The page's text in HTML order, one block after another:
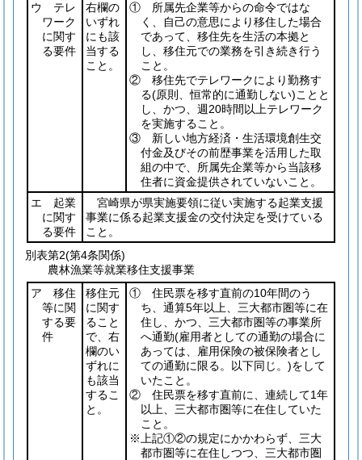
ウ テレ
ワーク
に関す
る要件
右欄の
いずれ
にも該
当する
こと。
① 所属先企業等からの命令ではな
く、自己の意思により移住した場合
であって、移住先を生活の本拠と
し、移住元での業務を引き続き行う
こと。
② 移住先でテレワークにより勤務す
る(原則、恒常的に通勤しない)ことと
し、かつ、週20時間以上テレワーク
を実施すること。
③ 新しい地方経済・生活環境創生交
付金及びその前歴事業を活用した取
組の中で、所属先企業等から当該移
住者に資金提供されていないこと。
エ 起業
に関す
る要件
宮崎県が県実施要領に従い実施する起業支援
事業に係る起業支援金の交付決定を受けている
こと。
別表第2(第4条関係)
農林漁業等就業移住支援事業
ア 移住
等に関
する要
件
移住元
に関す
ること
で、右
欄のい
ずれに
も該当
するこ
と。
① 住民票を移す直前の10年間のう
ち、通算5年以上、三大都市圏等に在
住し、かつ、三大都市圏等の事業所
へ通勤(雇用者としての通勤の場合に
あっては、雇用保険の被保険者とし
ての通勤に限る。以下同じ。)をして
いたこと。
② 住民票を移す直前に、連続して1年
以上、三大都市圏等に在住していた
こと。
※上記①②の規定にかかわらず、三大
都市圏等に在住しつつ、三大都市圏